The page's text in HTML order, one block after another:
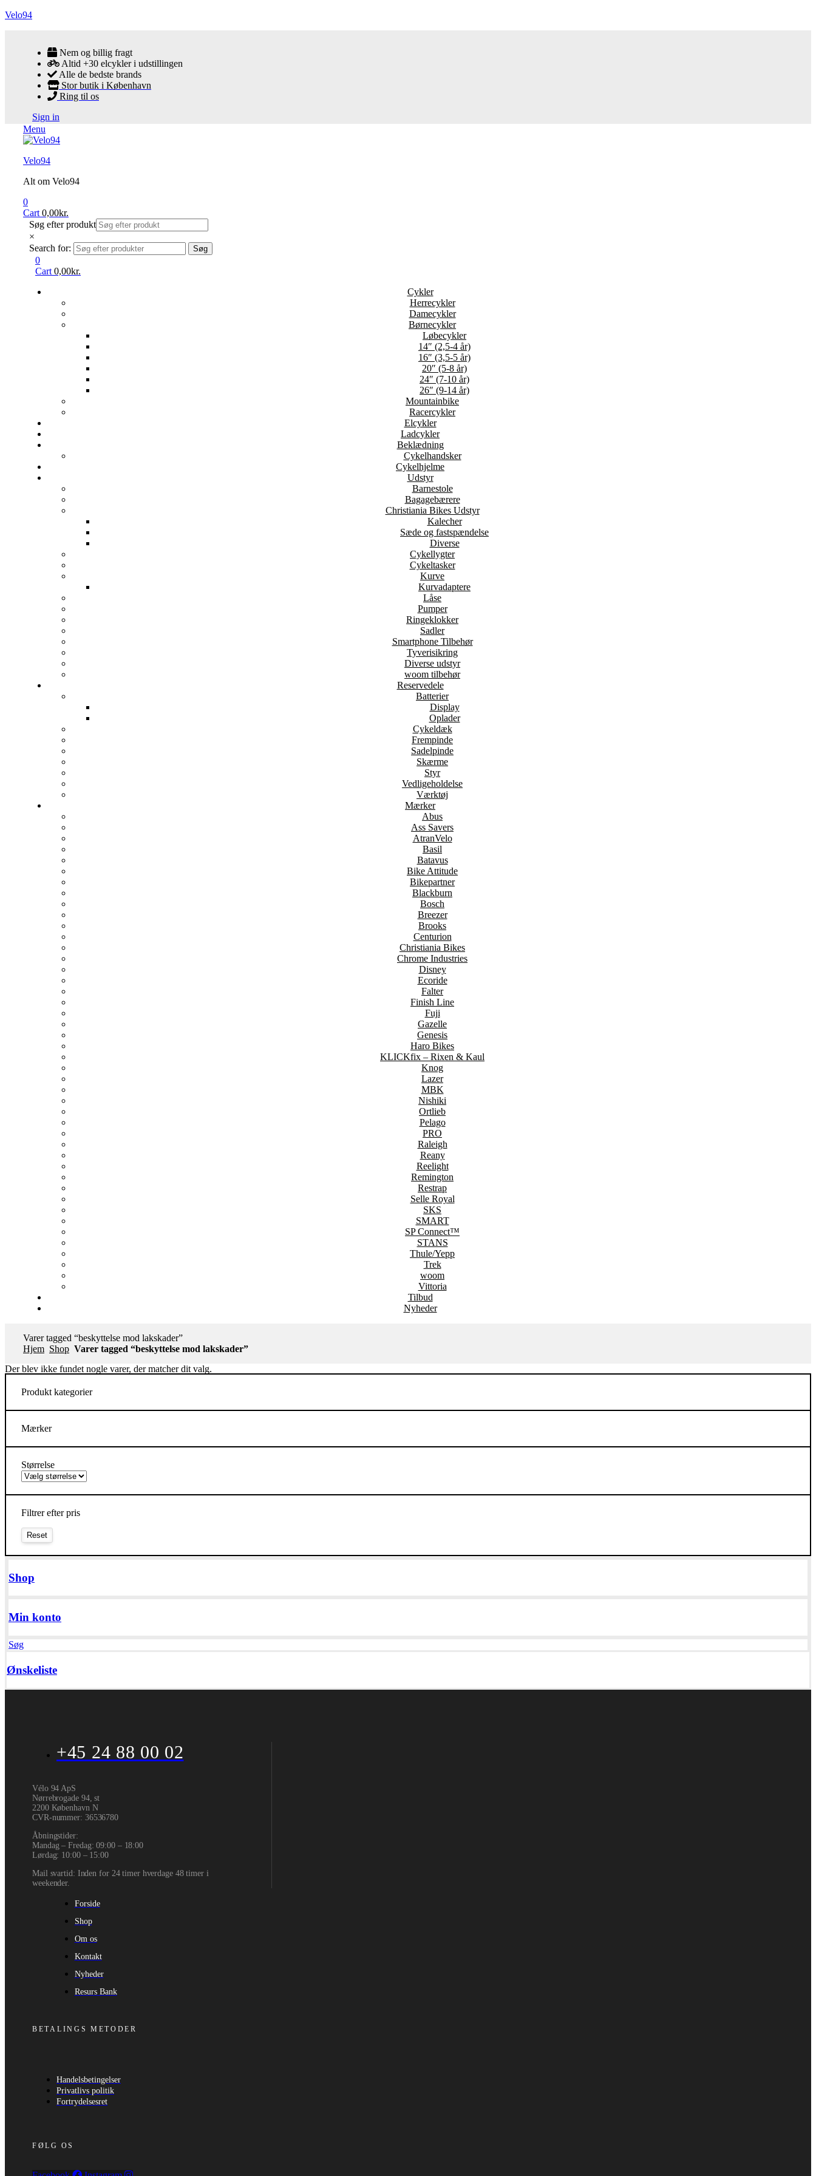
Velo94
Nem og billig fragt
Altid +30 elcykler i udstillingen
Alle de bedste brands
Stor butik i København
Ring til os
Sign in
Menu
Velo94
Alt om Velo94
0
Cart 0,00kr.
Søg efter produkt
×
Search for:
Søg
0
Cart 0,00kr.
Cykler
Herrecykler
Damecykler
Børnecykler
Løbecykler
14″ (2,5-4 år)
16″ (3,5-5 år)
20″ (5-8 år)
24″ (7-10 år)
26″ (9-14 år)
Mountainbike
Racercykler
Elcykler
Ladcykler
Beklædning
Cykelhandsker
Cykelhjelme
Udstyr
Barnestole
Bagagebærere
Christiania Bikes Udstyr
Kalecher
Sæde og fastspændelse
Diverse
Cykellygter
Cykeltasker
Kurve
Kurvadaptere
Låse
Pumper
Ringeklokker
Sadler
Smartphone Tilbehør
Tyverisikring
Diverse udstyr
woom tilbehør
Reservedele
Batterier
Display
Oplader
Cykeldæk
Frempinde
Sadelpinde
Skærme
Styr
Vedligeholdelse
Værktøj
Mærker
Abus
Ass Savers
AtranVelo
Basil
Batavus
Bike Attitude
Bikepartner
Blackburn
Bosch
Breezer
Brooks
Centurion
Christiania Bikes
Chrome Industries
Disney
Ecoride
Falter
Finish Line
Fuji
Gazelle
Genesis
Haro Bikes
KLICKfix – Rixen & Kaul
Knog
Lazer
MBK
Nishiki
Ortlieb
Pelago
PRO
Raleigh
Reany
Reelight
Remington
Restrap
Selle Royal
SKS
SMART
SP Connect™
STANS
Thule/Yepp
Trek
woom
Vittoria
Tilbud
Nyheder
Varer tagged “beskyttelse mod lakskader”
Hjem Shop Varer tagged “beskyttelse mod lakskader”
Der blev ikke fundet nogle varer, der matcher dit valg.
Produkt kategorier
Mærker
Størrelse
Filtrer efter pris
Shop
Min konto
Søg
Ønskeliste
+45 24 88 00 02
Vélo 94 ApS
Nørrebrogade 94, st
2200 København N
CVR-nummer: 36536780
Åbningstider:
Mandag – Fredag: 09:00 – 18:00
Lørdag: 10:00 – 15:00
Mail svartid: Inden for 24 timer hverdage 48 timer i
weekender.
Forside
Shop
Om os
Kontakt
Nyheder
Resurs Bank
BETALINGS METODER
Handelsbetingelser
Privatlivs politik
Fortrydelsesret
FØLG OS